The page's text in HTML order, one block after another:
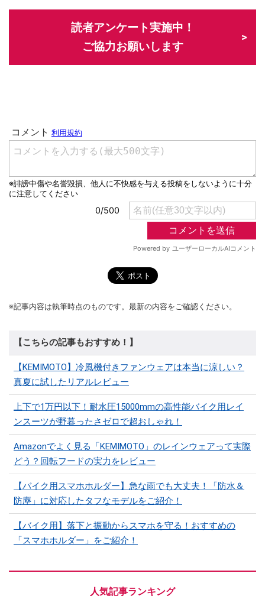
読者アンケート実施中！
ご協力お願いします
※記事内容は執筆時点のものです。最新の内容をご確認ください。
【こちらの記事もおすすめ！】
【KEMIMOTO】冷風機付きファンウェアは本当に涼しい？
真夏に試したリアルレビュー
上下で1万円以下！耐水圧15000mmの高性能バイク用レイ
ンスーツが野暮ったさゼロで超おしゃれ！
Amazonでよく見る「KEMIMOTO」のレインウェアって実際
どう？回転フードの実力をレビュー
【バイク用スマホホルダー】急な雨でも大丈夫！「防水＆
防塵」に対応したタフなモデルをご紹介！
【バイク用】落下と振動からスマホを守る！おすすめの
「スマホホルダー」をご紹介！